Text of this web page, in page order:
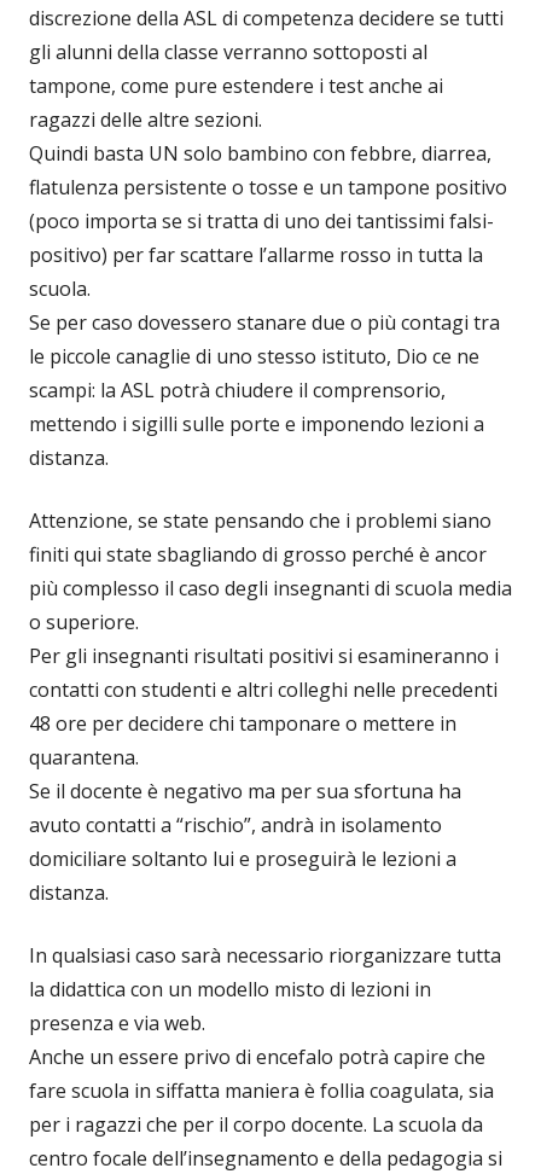
discrezione della ASL di competenza decidere se tutti
gli alunni della classe verranno sottoposti al
tampone, come pure estendere i test anche ai
ragazzi delle altre sezioni.
Quindi basta UN solo bambino con febbre, diarrea,
flatulenza persistente o tosse e un tampone positivo
(poco importa se si tratta di uno dei tantissimi falsi-
positivo) per far scattare l’allarme rosso in tutta la
scuola.
Se per caso dovessero stanare due o più contagi tra
le piccole canaglie di uno stesso istituto, Dio ce ne
scampi: la ASL potrà chiudere il comprensorio,
mettendo i sigilli sulle porte e imponendo lezioni a
distanza.
Attenzione, se state pensando che i problemi siano
finiti qui state sbagliando di grosso perché è ancor
più complesso il caso degli insegnanti di scuola media
o superiore.
Per gli insegnanti risultati positivi si esamineranno i
contatti con studenti e altri colleghi nelle precedenti
48 ore per decidere chi tamponare o mettere in
quarantena.
Se il docente è negativo ma per sua sfortuna ha
avuto contatti a “rischio”, andrà in isolamento
domiciliare soltanto lui e proseguirà le lezioni a
distanza.
In qualsiasi caso sarà necessario riorganizzare tutta
la didattica con un modello misto di lezioni in
presenza e via web.
Anche un essere privo di encefalo potrà capire che
fare scuola in siffatta maniera è follia coagulata, sia
per i ragazzi che per il corpo docente. La scuola da
centro focale dell’insegnamento e della pedagogia si